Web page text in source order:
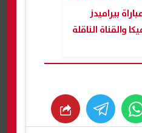
بيراميدز
والقناة الناقلة
whats